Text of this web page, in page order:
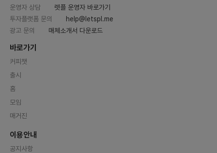
운영자 상담
렛플 운영자 바로가기
투자플랫폼 문의
help@letspl.me
광고 문의
매체소개서 다운로드
바로가기
커피챗
출시
홈
모임
매거진
이용안내
공지사항